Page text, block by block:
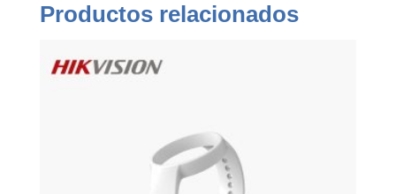
Productos relacionados